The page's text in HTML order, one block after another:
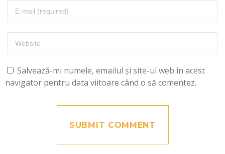
Salvează-mi numele, emailul și site-ul web în acest
navigator pentru data viitoare când o să comentez.